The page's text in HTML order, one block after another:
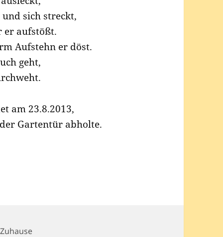
sich streckt,
er aufstößt.
Auf­stehn er döst.
geht,
am 23.8.2013,
Gar­ten­tür abholte.